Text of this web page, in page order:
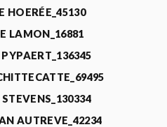
HOERÉE_45130
LAMON_16881
AUTREVE_42234